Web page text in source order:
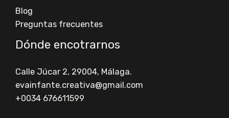
Blog
Preguntas frecuentes
Dónde encotrarnos
Calle Júcar 2, 29004, Málaga.
evainfante.creativa@gmail.com​
+0034 676611599